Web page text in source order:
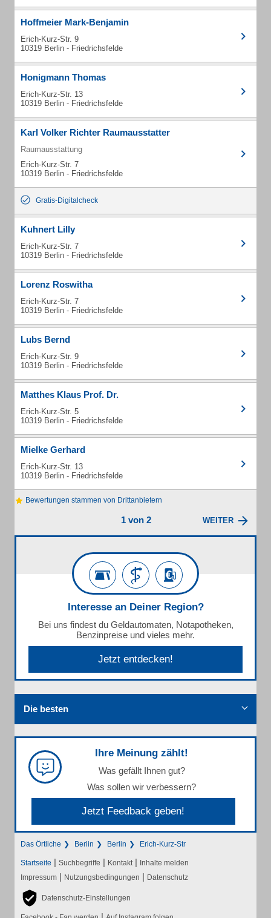
Hoffmeier Mark-Benjamin
Erich-Kurz-Str. 9
10319 Berlin - Friedrichsfelde
Honigmann Thomas
Erich-Kurz-Str. 13
10319 Berlin - Friedrichsfelde
Karl Volker Richter Raumausstatter
Raumausstattung
Erich-Kurz-Str. 7
10319 Berlin - Friedrichsfelde
Gratis-Digitalcheck
Kuhnert Lilly
Erich-Kurz-Str. 7
10319 Berlin - Friedrichsfelde
Lorenz Roswitha
Erich-Kurz-Str. 7
10319 Berlin - Friedrichsfelde
Lubs Bernd
Erich-Kurz-Str. 9
10319 Berlin - Friedrichsfelde
Matthes Klaus Prof. Dr.
Erich-Kurz-Str. 5
10319 Berlin - Friedrichsfelde
Mielke Gerhard
Erich-Kurz-Str. 13
10319 Berlin - Friedrichsfelde
Bewertungen stammen von Drittanbietern
1 von 2 WEITER
Interesse an Deiner Region?
Bei uns findest du Geldautomaten, Notapotheken,
Benzinpreise und vieles mehr.
Jetzt entdecken!
Die besten
Ihre Meinung zählt!
Was gefällt Ihnen gut?
Was sollen wir verbessern?
Jetzt Feedback geben!
Das Örtliche Berlin Berlin Erich-Kurz-Str
Startseite | Suchbegriffe | Kontakt | Inhalte melden
Impressum | Nutzungsbedingungen | Datenschutz
Datenschutz-Einstellungen